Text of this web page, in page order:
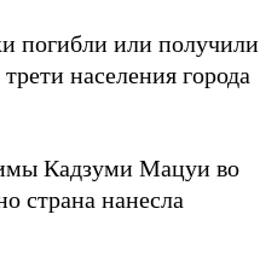
погибли или получили
населения города
Кадзуми Мацуи во
страна нанесла